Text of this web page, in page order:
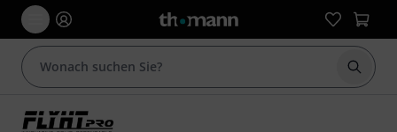
Suche